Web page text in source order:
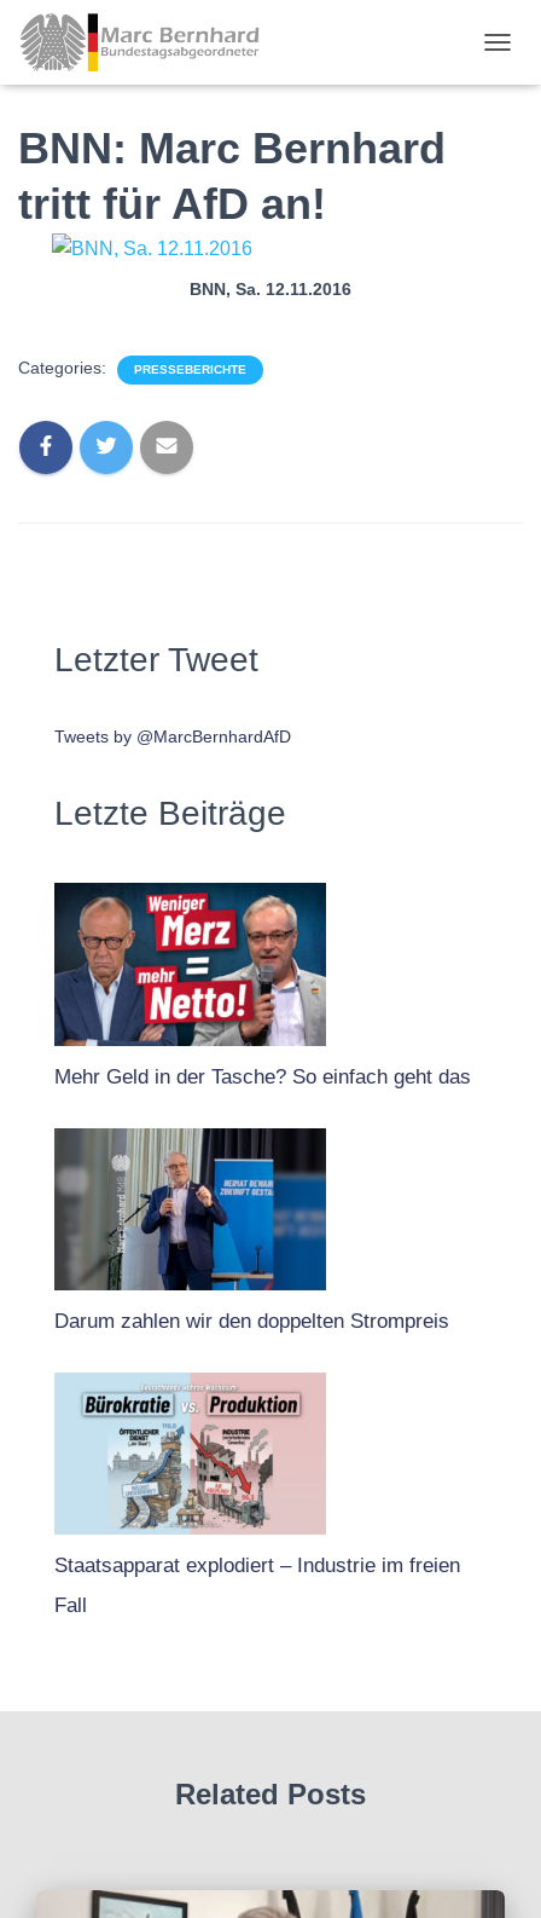
BNN: Marc Bernhard
tritt für AfD an!
BNN, Sa. 12.11.2016
Categories: PRESSEBERICHTE
Letzter Tweet
Tweets by @MarcBernhardAfD
Letzte Beiträge
Mehr Geld in der Tasche? So einfach geht das
Darum zahlen wir den doppelten Strompreis
Staatsapparat explodiert – Industrie im freien
Fall
Related Posts